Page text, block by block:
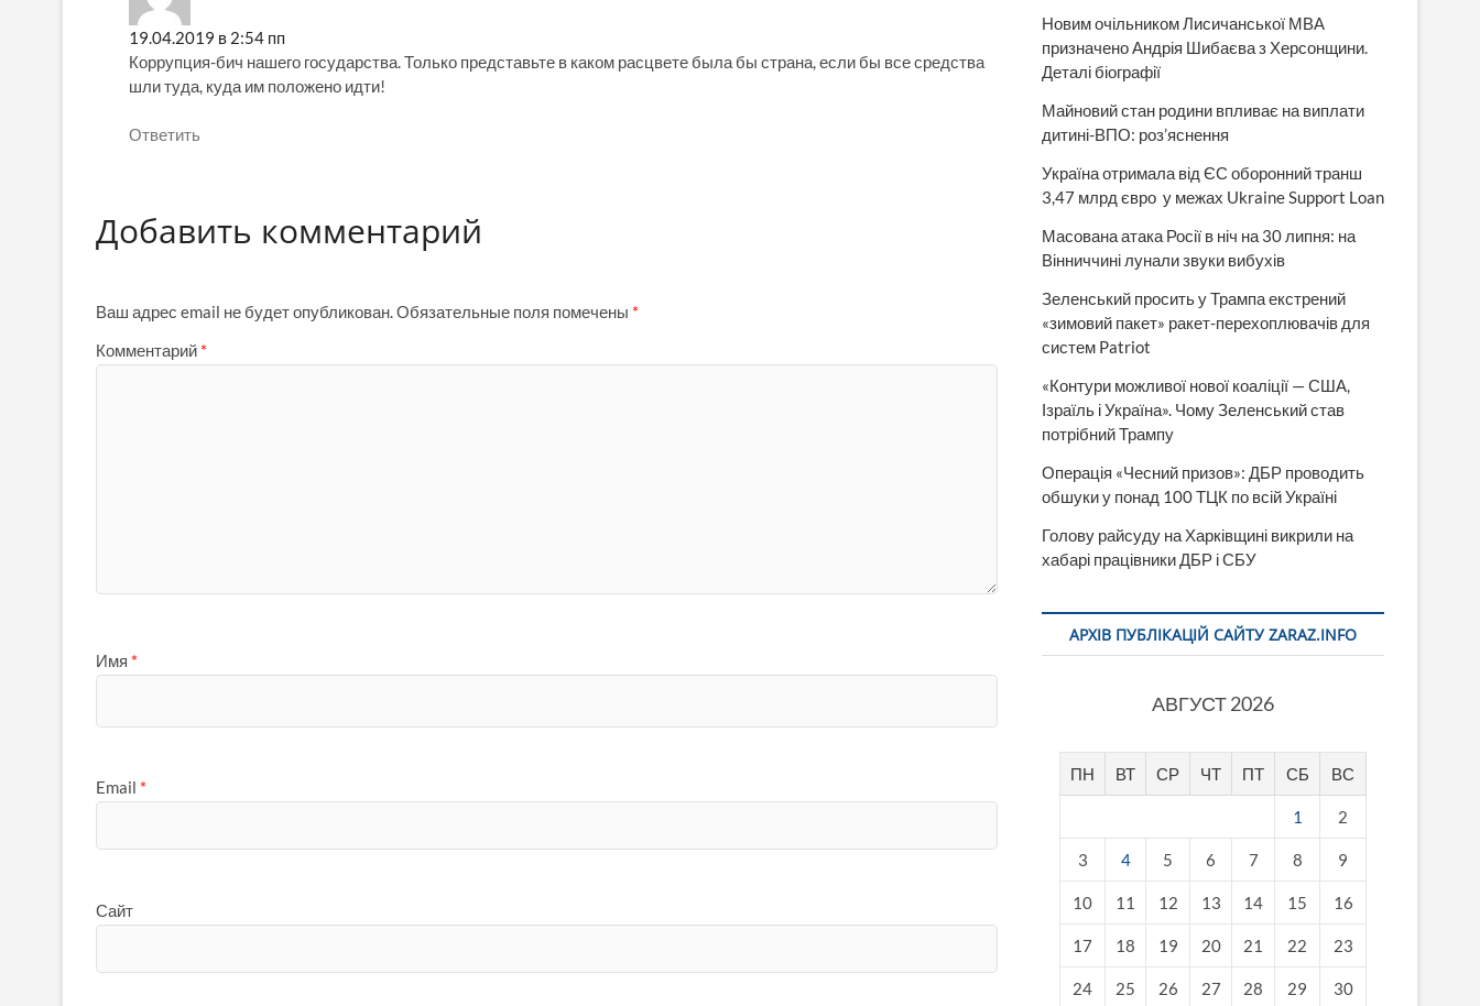
19.04.2019 в 2:54 пп
Коррупция-бич нашего государства. Только представьте в каком расцвете была бы страна, если бы все средства
шли туда, куда им положено идти!
Ответить
Добавить комментарий
Ваш адрес email не будет опубликован.Обязательные поля помечены *
Комментарий *
Имя *
Email *
Сайт
Новим очільником Лисичанської МВА
призначено Андрія Шибаєва з Херсонщини.
Деталі біографії
Майновий стан родини впливає на виплати
дитині-ВПО: роз’яснення
Україна отримала від ЄС оборонний транш
3,47 млрд євро у межах Ukraine Support Loan
Масована атака Росії в ніч на 30 липня: на
Вінниччині лунали звуки вибухів
Зеленський просить у Трампа екстрений
«зимовий пакет» ракет-перехоплювачів для
систем Patriot
«Контури можливої нової коаліції — США,
Ізраїль і Україна». Чому Зеленський став
потрібний Трампу
Операція «Чесний призов»: ДБР проводить
обшуки у понад 100 ТЦК по всій Україні
Голову райсуду на Харківщині викрили на
хабарі працівники ДБР і СБУ
АРХІВ ПУБЛІКАЦІЙ САЙТУ ZARAZ.INFO
АВГУСТ 2026
ПН ВТ СР ЧТ ПТ СБ ВС
1 2
3 4 5 6 7 8 9
10 11 12 13 14 15 16
17 18 19 20 21 22 23
24 25 26 27 28 29 30